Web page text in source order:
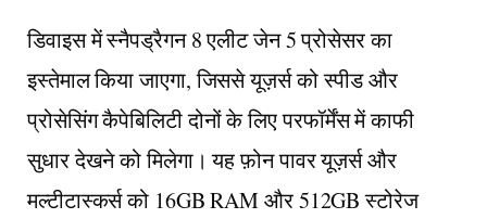
डिवाइस में स्नैपड्रैगन 8 एलीट जेन 5 प्रोसेसर का
इस्तेमाल किया जाएगा, जिससे यूज़र्स को स्पीड और
प्रोसेसिंग कैपेबिलिटी दोनों के लिए परफॉर्मेंस में काफी
सुधार देखने को मिलेगा। यह फ़ोन पावर यूज़र्स और
मल्टीटास्कर्स को 16GB RAM और 512GB स्टोरेज